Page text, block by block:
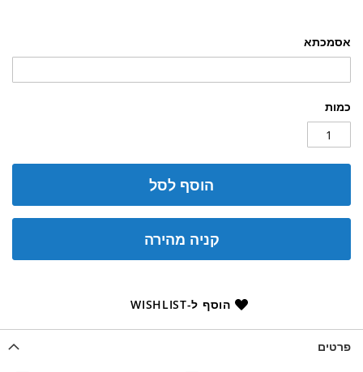
אסמכתא
כמות
הוסף לסל
קניה מהירה
הוסף ל-WISHLIST
פרטים